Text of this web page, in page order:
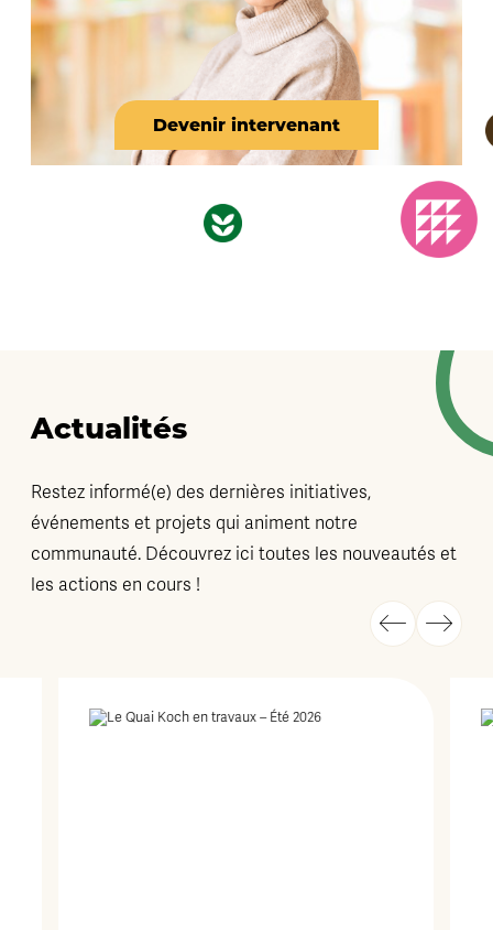
Devenir intervenant
Actualités
Restez informé(e) des dernières initiatives,
événements et projets qui animent notre
communauté. Découvrez ici toutes les nouveautés et
les actions en cours !